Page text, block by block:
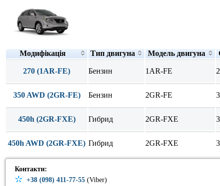
Модифікація Тип двигуна Модель двигуна
270 (1AR-FE) Бензин 1AR-FE
350 AWD (2GR-FE) Бензин 2GR-FE
450h (2GR-FXE) Гибрид 2GR-FXE
450h AWD (2GR-FXE) Гибрид 2GR-FXE
Контакти:
+38 (098) 411-77-55 (Viber)